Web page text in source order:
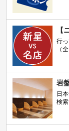
【
行
（
岩
日
検索